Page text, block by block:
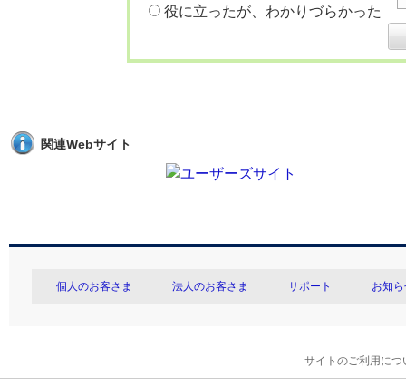
役に立ったが、わかりづらかった
関連Webサイト
個人のお客さま 法人のお客さま サポート お知
サイトのご利用につ